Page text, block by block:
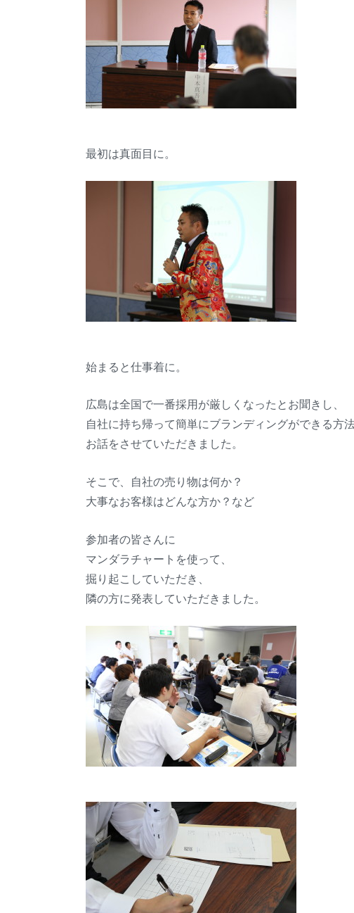
最初は真面目に。
始まると仕事着に。
広島は全国で一番採用が厳しくなったとお聞きし、
自社に持ち帰って簡単にブランディングができる方法
お話をさせていただきました。
そこで、自社の売り物は何か？
大事なお客様はどんな方か？など
参加者の皆さんに
マンダラチャートを使って、
掘り起こしていただき、
隣の方に発表していただきました。